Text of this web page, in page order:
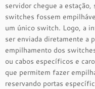
servidor chegue a
switches fossem
um único switch. Logo, a
ser enviada diretamente a
empilhamento dos
ou cabos específicos e
que permitem fazer
reservando portas